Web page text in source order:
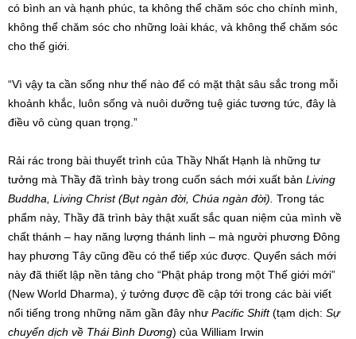
có bình an và hạnh phúc, ta không thể chăm sóc cho chính mình,
không thể chăm sóc cho những loài khác, và không thể chăm sóc
cho thế giới.
“Vì vậy ta cần sống như thế nào để có mặt thật sâu sắc trong mỗi
khoảnh khắc, luôn sống và nuôi dưỡng tuệ giác tương tức, đây là
điều vô cùng quan trọng.”
Rải rác trong bài thuyết trình của Thầy Nhất Hạnh là những tư
tưởng mà Thầy đã trình bày trong cuốn sách mới xuất bản Living
Buddha, Living Christ (Bụt ngàn đời, Chúa ngàn đời). Trong tác
phẩm này, Thầy đã trình bày thật xuất sắc quan niệm của mình về
chất thánh – hay năng lượng thánh linh – mà người phương Đông
hay phương Tây cũng đều có thể tiếp xúc được. Quyển sách mới
này đã thiết lập nền tảng cho “Phật pháp trong một Thế giới mới”
(New World Dharma), ý tưởng được đề cập tới trong các bài viết
nổi tiếng trong những năm gần đây như Pacific Shift(tạm dịch: Sự
chuyển dịch về Thái Bình Dương) của William Irwin